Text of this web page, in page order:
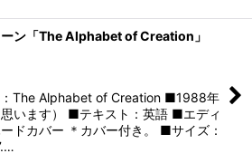
ン「The Alphabet of Creation」
The Alphabet of Creation ■1988年
います） ■テキスト：英語 ■エディ
ドカバー ＊カバー付き。 ■サイズ：